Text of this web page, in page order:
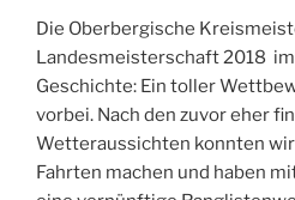
Die Oberbergische
Landesmeisterschaft 2018
Geschichte: Ein toller
vorbei. Nach den zuvor eher
Wetteraussichten konnten
Fahrten machen und haben